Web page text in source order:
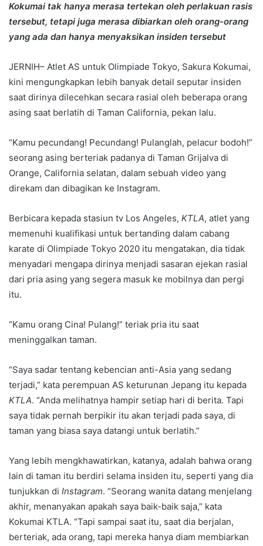
Kokumai tak hanya merasa tertekan oleh perlakuan rasis
tersebut, tetapi juga merasa dibiarkan oleh orang-orang
yang ada dan hanya menyaksikan insiden tersebut
JERNIH– Atlet AS untuk Olimpiade Tokyo, Sakura Kokumai,
kini mengungkapkan lebih banyak detail seputar insiden
saat dirinya dilecehkan secara rasial oleh beberapa orang
asing saat berlatih di Taman California, pekan lalu.
“Kamu pecundang! Pecundang! Pulanglah, pelacur bodoh!”
seorang asing berteriak padanya di Taman Grijalva di
Orange, California selatan, dalam sebuah video yang
direkam dan dibagikan ke Instagram.
Berbicara kepada stasiun tv Los Angeles, KTLA, atlet yang
memenuhi kualifikasi untuk bertanding dalam cabang
karate di Olimpiade Tokyo 2020 itu mengatakan, dia tidak
menyadari mengapa dirinya menjadi sasaran ejekan rasial
dari pria asing yang segera masuk ke mobilnya dan pergi
itu.
“Kamu orang Cina! Pulang!” teriak pria itu saat
meninggalkan taman.
“Saya sadar tentang kebencian anti-Asia yang sedang
terjadi,” kata perempuan AS keturunan Jepang itu kepada
KTLA. “Anda melihatnya hampir setiap hari di berita. Tapi
saya tidak pernah berpikir itu akan terjadi pada saya, di
taman yang biasa saya datangi untuk berlatih.”
Yang lebih mengkhawatirkan, katanya, adalah bahwa orang
lain di taman itu berdiri selama insiden itu, seperti yang dia
tunjukkan di Instagram. “Seorang wanita datang menjelang
akhir, menanyakan apakah saya baik-baik saja,” kata
Kokumai KTLA. “Tapi sampai saat itu, saat dia berjalan,
berteriak, ada orang, tapi mereka hanya diam membiarkan